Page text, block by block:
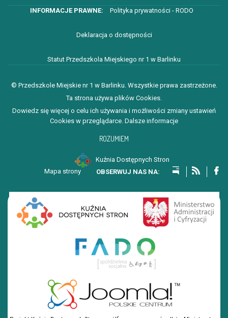
Polityka prywatności - RODO
Deklaracja o dostępności
Statut Przedszkola Miejskiego nr 1 w Barlinku
© Przedszkole Miejskie nr 1 w Barlinku. Wszystkie prawa zastrzeżone.
Ta strona używa plików Cookies.
Dowiedz się więcej o celu ich używania i możliwości zmiany ustawień
Cookies w przeglądarce. Dalsze informacje
ROZUMIEM
Kuźnia Dostępnych Stron
Mapa strony